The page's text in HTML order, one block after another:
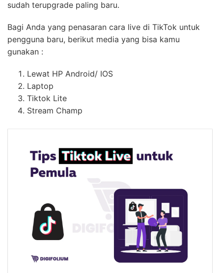
sudah terupgrade paling baru.
Bagi Anda yang penasaran cara live di TikTok untuk
pengguna baru, berikut media yang bisa kamu
gunakan :
Lewat HP Android/ IOS
Laptop
Tiktok Lite
Stream Champ